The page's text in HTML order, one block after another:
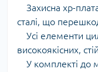
Захисна хр-
сталі, що
Усі елементи
високоякісних,
У комплекті до